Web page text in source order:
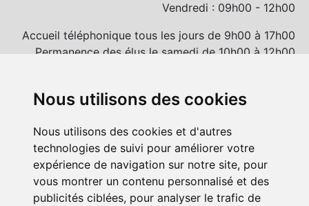
Nous utilisons des cookies
Nous utilisons des cookies et d'autres
technologies de suivi pour améliorer votre
expérience de navigation sur notre site, pour
vous montrer un contenu personnalisé et des
publicités ciblées, pour analyser le trafic de
Vendredi : 09h00 - 12h00
Accueil téléphonique tous les jours de 9h00 à 17h00
Permanence des élus le samedi de 10h00 à 12h00